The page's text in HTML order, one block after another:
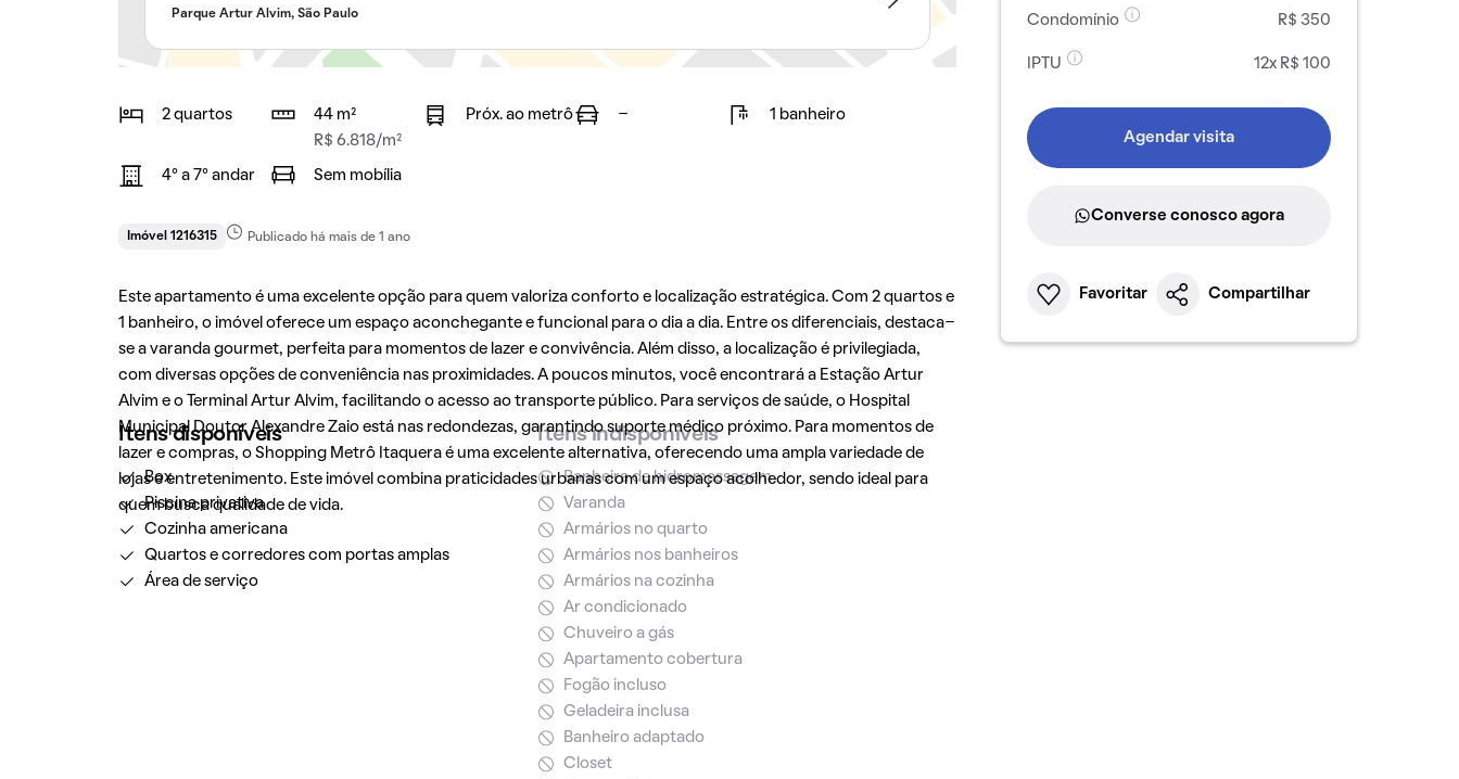
Parque Artur Alvim, São Paulo
2 quartos
44 m²
R$ 6.818/m²
Próx. ao metrô - 1 banheiro
4° a 7° andar Sem mobília
Imóvel 1216315 Publicado há mais de 1 ano
Este apartamento é uma excelente opção para quem valoriza conforto e localização estratégica. Com 2 quartos e
1 banheiro, o imóvel oferece um espaço aconchegante e funcional para o dia a dia. Entre os diferenciais, destaca-
se a varanda gourmet, perfeita para momentos de lazer e convivência. Além disso, a localização é privilegiada,
com diversas opções de conveniência nas proximidades. A poucos minutos, você encontrará a Estação Artur
Alvim e o Terminal Artur Alvim, facilitando o acesso ao transporte público. Para serviços de saúde, o Hospital
Municipal Doutor Alexandre Zaio está nas redondezas, garantindo suporte médico próximo. Para momentos de
lazer e compras, o Shopping Metrô Itaquera é uma excelente alternativa, oferecendo uma ampla variedade de
lojas e entretenimento. Este imóvel combina praticidades urbanas com um espaço acolhedor, sendo ideal para
quem busca qualidade de vida.
Itens disponíveis
Box
Piscina privativa
Cozinha americana
Quartos e corredores com portas amplas
Área de serviço
Itens indisponíveis
Banheira de hidromassagem
Varanda
Armários no quarto
Armários nos banheiros
Armários na cozinha
Ar condicionado
Chuveiro a gás
Apartamento cobertura
Fogão incluso
Geladeira inclusa
Banheiro adaptado
Closet
Condomínio R$ 350
IPTU 12x R$ 100
Agendar visita
Converse conosco agora
Favoritar Compartilhar